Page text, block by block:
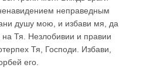
неправедным
душу мою, и избави мя, да
на Тя. Незлобивии и правии
Тя, Господи. Избави,
его.